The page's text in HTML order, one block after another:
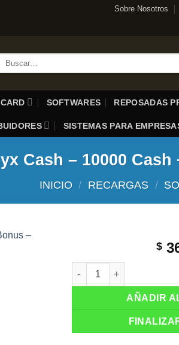
Sobre Nosotros
Buscar
SOFTWARES REPOSADAS
SISTEMAS PARA
Cash – 10000 Cash
INICIO / RECARGAS /
$
Softnyx Cash – 10000
AÑADIR